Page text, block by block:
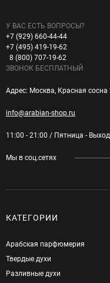
У ВАС ЕСТЬ ВОПРОСЫ?
+7 (929) 660-44-44
+7 (495) 419-19-62
8 (800) 707-19-62
ЗВОНОК БЕСПЛАТНЫЙ
Адрес: Москва, Красная
info@arabian-shop.ru
11:00 - 21:00 / Пятница -
Мы в соц.сетях
КАТЕГОРИИ
Арабская парфюмерия
Твердые духи
Разливные духи